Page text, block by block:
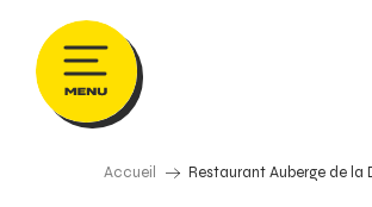
contenu
principal
Accueil Restaurant Auberge de la